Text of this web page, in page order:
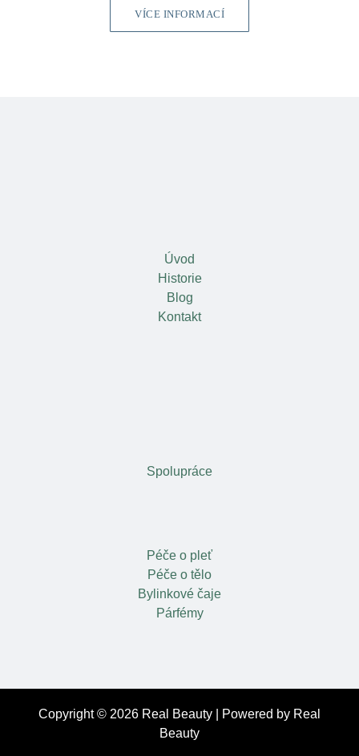
VÍCE INFORMACÍ
Úvod
Historie
Blog
Kontakt
Spolupráce
Péče o pleť
Péče o tělo
Bylinkové čaje
Párfémy
Copyright © 2026 Real Beauty | Powered by Real
Beauty